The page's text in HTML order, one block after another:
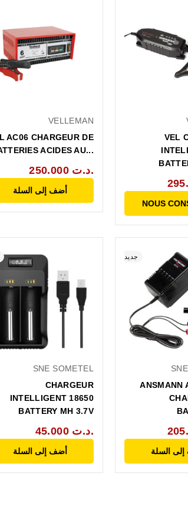
VELLEMAN
AC06 CHARGEUR DE
ACIDES AU...
250.000 د.ت.
أضف إلى السلة
VEL
NOUS
SNE SOMETEL
CHARGEUR
INTELLIGENT 18650
BATTERY MH 3.7V
45.000 د.ت.
أضف إلى السلة
جديد
ANSMANN
السلة